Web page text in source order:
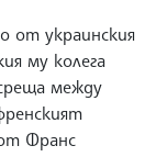
от украинския
му колега
между
Франс